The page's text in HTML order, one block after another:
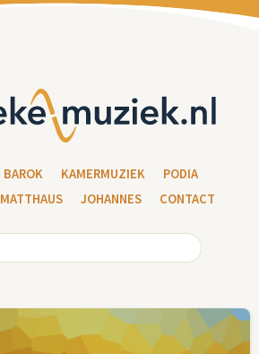
BAROK KAMERMUZIEK
PODIA
MATTHAUS JOHANNES CONTACT